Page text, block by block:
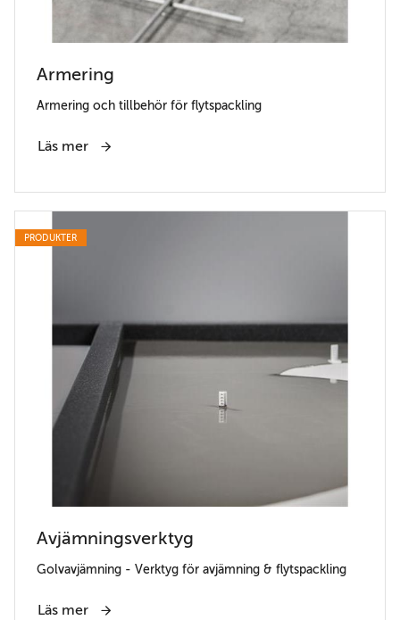
Armering
Armering och tillbehör för flytspackling
Läs mer
PRODUKTER
Avjämningsverktyg
Golvavjämning - Verktyg för avjämning & flytspackling
Läs mer